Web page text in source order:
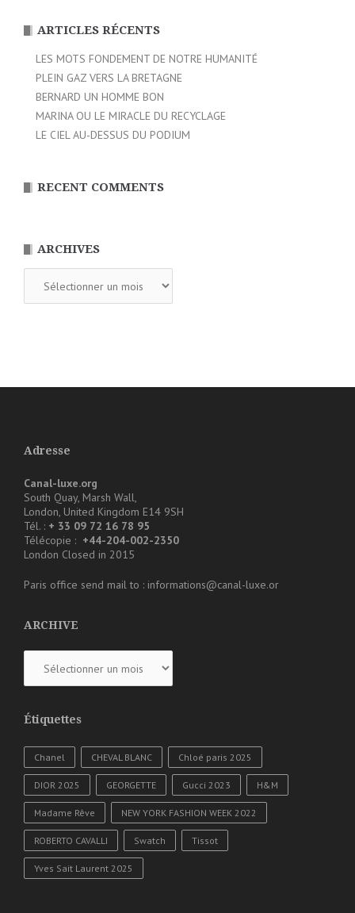
ARTICLES RÉCENTS
LES MOTS FONDEMENT DE NOTRE HUMANITÉ
PLEIN GAZ VERS LA BRETAGNE
BERNARD UN HOMME BON
MARINA OU LE MIRACLE DU RECYCLAGE
LE CIEL AU-DESSUS DU PODIUM
RECENT COMMENTS
ARCHIVES
Adresse
Canal-luxe.org
South Quay, Marsh Wall,
London, United Kingdom E14 9SH
Tél. : + 33 09 72 16 78 95
Télécopie : +44-204-002-2350
London Closed in 2015
Paris office send mail to : informations@canal-luxe.or
ARCHIVE
Étiquettes
Chanel CHEVAL BLANC Chloé paris 2025
DIOR 2025 GEORGETTE Gucci 2023 H&M
Madame Rêve NEW YORK FASHION WEEK 2022
ROBERTO CAVALLI Swatch Tissot
Yves Sait Laurent 2025